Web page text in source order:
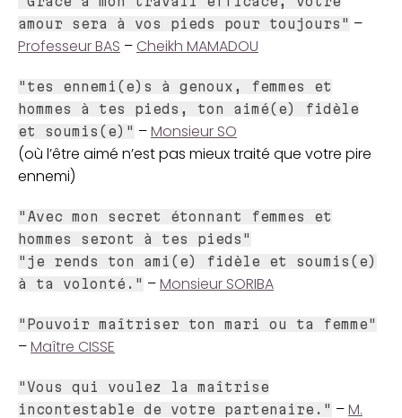
amour sera à vos pieds pour toujours" –
Professeur BAS – Cheikh MAMADOU
"tes ennemi(e)s à genoux, femmes et
hommes à tes pieds, ton aimé(e) fidèle
et soumis(e)" –Monsieur SO
(où l’être aimé n’est pas mieux traité que votre pire
ennemi)
"Avec mon secret étonnant femmes et
hommes seront à tes pieds"
"je rends ton ami(e) fidèle et soumis(e)
à ta volonté." –Monsieur SORIBA
"Pouvoir maîtriser ton mari ou ta femme"
–Maître CISSE
"Vous qui voulez la maîtrise
incontestable de votre partenaire." –M.